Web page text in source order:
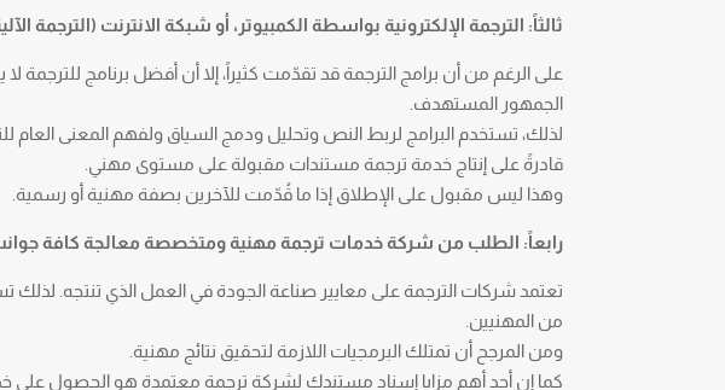
ثالثاً: الترجمة الإلكترونية بواسطة الكمبيوتر، أو شبكة الانترنت (الترجمة
على الرغم من أن برامج الترجمة قد تقدّمت كثيراً، إلا أن أفضل برنامج للترجمة
الجمهور المستهدف.
لذلك، تستخدم البرامج لربط النص وتحليل ودمج السياق ولفهم المعنى
قادرةً على إنتاج خدمة ترجمة مستندات مقبولة على مستوى مهني.
وهذا ليس مقبول على الإطلاق إذا ما قُدّمت للآخرين بصفة مهنية أو رسمية.
رابعاً: الطلب من شركة خدمات ترجمة مهنية ومتخصصة معالجة كافة
تعتمد شركات الترجمة على معايير صناعة الجودة في العمل الذي تنتجه. لذلك
من المهنيين.
ومن المرجح أن تمتلك البرمجيات اللازمة لتحقيق نتائج مهنية.
كما إن أحد أهم مزايا إسناد مستندك لشركة ترجمة معتمدة هو الحصول على